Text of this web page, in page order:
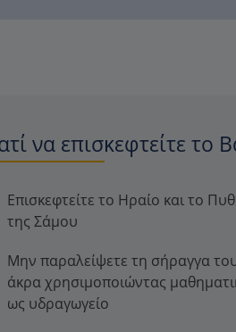
να επισκεφτείτε το
Επισκεφτείτε το Ηραίο και το
της Σάμου
Μην παραλείψετε τη σήραγγα
άκρα χρησιμοποιώντας
ως υδραγωγείο